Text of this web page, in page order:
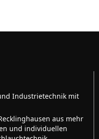
Industrietechnik mit
aus mehr
und individuellen